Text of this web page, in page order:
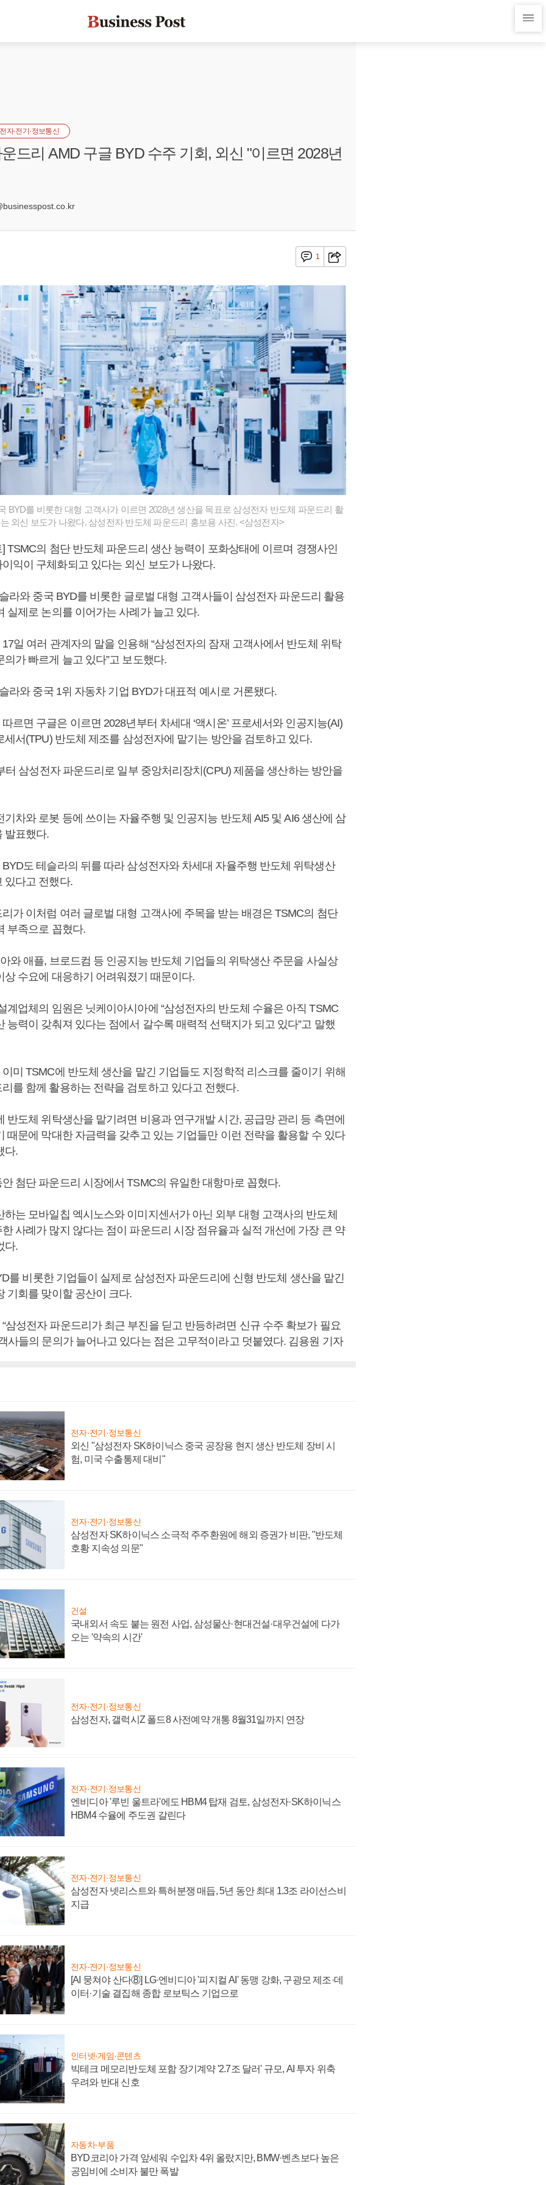
전자·전기·정보통신
드리 AMD 구글 BYD 수주 기회, 외신 "이르면 2028년
1
BYD를 비롯한 대형 고객사가 이르면 2028년 생산을 목표로 삼성전자 반도체 파운드리 활
외신 보도가 나왔다. 삼성전자 반도체 파운드리 홍보용 사진. <삼성전자>
TSMC의 첨단 반도체 파운드리 생산 능력이 포화상태에 이르며 경쟁사인
익이 구체화되고 있다는 외신 보도가 나왔다.
라와 중국 BYD를 비롯한 글로벌 대형 고객사들이 삼성전자 파운드리 활용
실제로 논의를 이어가는 사례가 늘고 있다.
일 여러 관계자의 말을 인용해 “삼성전자의 잠재 고객사에서 반도체 위탁
의가 빠르게 늘고 있다”고 보도했다.
라와 중국 1위 자동차 기업 BYD가 대표적 예시로 거론됐다.
르면 구글은 이르면 2028년부터 차세대 ‘액시온’ 프로세서와 인공지능(AI)
세서(TPU) 반도체 제조를 삼성전자에 맡기는 방안을 검토하고 있다.
터 삼성전자 파운드리로 일부 중앙처리장치(CPU) 제품을 생산하는 방안을
기차와 로봇 등에 쓰이는 자율주행 및 인공지능 반도체 AI5 및 AI6 생산에 삼
발표했다.
도 테슬라의 뒤를 따라 삼성전자와 차세대 자율주행 반도체 위탁생산
있다고 전했다.
가 이처럼 여러 글로벌 대형 고객사에 주목을 받는 배경은 TSMC의 첨단
부족으로 꼽혔다.
와 애플, 브로드컴 등 인공지능 반도체 기업들의 위탁생산 주문을 사실상
상 수요에 대응하기 어려워졌기 때문이다.
계업체의 임원은 닛케이아시아에 “삼성전자의 반도체 수율은 아직 TSMC
능력이 갖춰져 있다는 점에서 갈수록 매력적 선택지가 되고 있다”고 말했
미 TSMC에 반도체 생산을 맡긴 기업들도 지정학적 리스크를 줄이기 위해
를 함께 활용하는 전략을 검토하고 있다고 전했다.
반도체 위탁생산을 맡기려면 비용과 연구개발 시간, 공급망 관리 등 측면에
때문에 막대한 자금력을 갖추고 있는 기업들만 이런 전략을 활용할 수 있다
다.
첨단 파운드리 시장에서 TSMC의 유일한 대항마로 꼽혔다.
하는 모바일칩 엑시노스와 이미지센서가 아닌 외부 대형 고객사의 반도체
사례가 많지 않다는 점이 파운드리 시장 점유율과 실적 개선에 가장 큰 약
다.
를 비롯한 기업들이 실제로 삼성전자 파운드리에 신형 반도체 생산을 맡긴
기회를 맞이할 공산이 크다.
삼성전자 파운드리가 최근 부진을 딛고 반등하려면 신규 수주 확보가 필요
사들의 문의가 늘어나고 있다는 점은 고무적이라고 덧붙였다. 김용원 기자
전자·전기·정보통신
외신 "삼성전자 SK하이닉스 중국 공장용 현지 생산 반도체 장비 시
험, 미국 수출통제 대비"
전자·전기·정보통신
삼성전자 SK하이닉스 소극적 주주환원에 해외 증권가 비판, "반도체
호황 지속성 의문"
건설
국내외서 속도 붙는 원전 사업, 삼성물산·현대건설·대우건설에 다가
오는 '약속의 시간'
전자·전기·정보통신
삼성전자, 갤럭시Z 폴드8 사전예약 개통 8월31일까지 연장
전자·전기·정보통신
엔비디아 '루빈 울트라'에도 HBM4 탑재 검토, 삼성전자·SK하이닉스
HBM4 수율에 주도권 갈린다
전자·전기·정보통신
삼성전자 넷리스트와 특허분쟁 매듭, 5년 동안 최대 1.3조 라이선스비
지급
전자·전기·정보통신
[AI 뭉쳐야 산다⑧] LG·엔비디아 '피지컬 AI' 동맹 강화, 구광모 제조·데
이터·기술 결집해 종합 로보틱스 기업으로
인터넷·게임·콘텐츠
빅테크 메모리반도체 포함 장기계약 '2.7조 달러' 규모, AI 투자 위축
우려와 반대 신호
자동차·부품
BYD코리아 가격 앞세워 수입차 4위 올랐지만, BMW·벤츠보다 높은
공임비에 소비자 불만 폭발